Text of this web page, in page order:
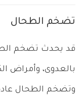
تضخم الطحال
قد يحدث تضخم
بالعدوى، وأمراض
وتضخم الطحال